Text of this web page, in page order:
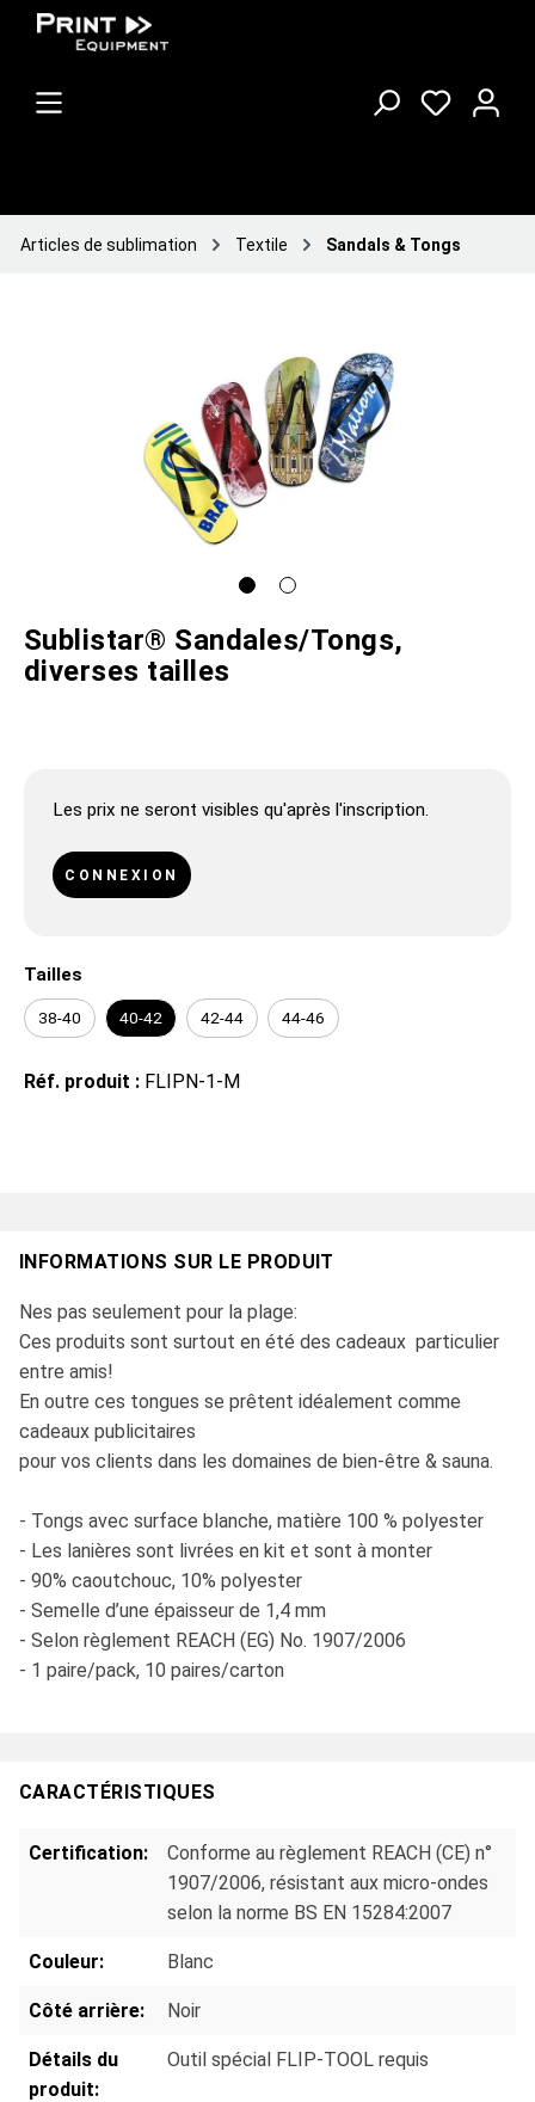
Articles de sublimation Textile Sandals & Tongs
Sublistar® Sandales/Tongs,
diverses tailles
Les prix ne seront visibles qu'après l'inscription.
CONNEXION
Tailles
38-40 40-42 42-44 44-46
Réf. produit : FLIPN-1-M
INFORMATIONS SUR LE PRODUIT
Nes pas seulement pour la plage:
Ces produits sont surtout en été des cadeaux particulier
entre amis!
En outre ces tongues se prêtent idéalement comme
cadeaux publicitaires
pour vos clients dans les domaines de bien-être & sauna.
- Tongs avec surface blanche, matière 100 % polyester
- Les lanières sont livrées en kit et sont à monter
- 90% caoutchouc, 10% polyester
- Semelle d’une épaisseur de 1,4 mm
- Selon règlement REACH (EG) No. 1907/2006
- 1 paire/pack, 10 paires/carton
CARACTÉRISTIQUES
Certification:
Conforme au règlement REACH (CE) n°
1907/2006, résistant aux micro-ondes
selon la norme BS EN 15284:2007
Couleur: Blanc
Côté arrière: Noir
Détails du
produit:
Outil spécial FLIP-TOOL requis